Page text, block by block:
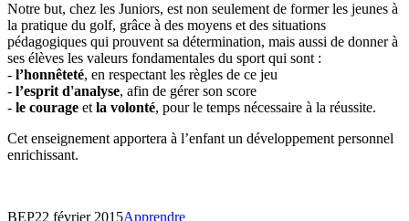
Notre but, chez les Juniors, est non seulement de former les jeunes à
la pratique du golf, grâce à des moyens et des situations
pédagogiques qui prouvent sa détermination, mais aussi de donner à
ses élèves les valeurs fondamentales du sport qui sont :
- l’honnêteté, en respectant les règles de ce jeu
- l’esprit d'analyse, afin de gérer son score
- le courage et la volonté, pour le temps nécessaire à la réussite.
Cet enseignement apportera à l’enfant un développement personnel
enrichissant.
BEP22 février 2015Apprendre